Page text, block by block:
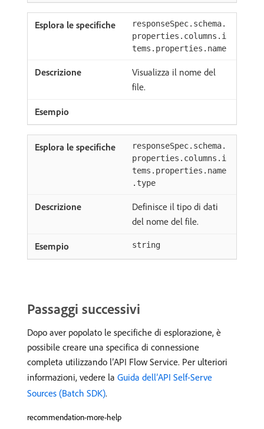
responseSpec.schema.
properties.columns.i
tems.properties.name
Visualizza il nome del
file.
responseSpec.schema.
properties.columns.i
tems.properties.name
.type
Definisce il tipo di dati
del nome del file.
string
Passaggi successivi
Dopo aver popolato le specifiche di esplorazione, è
possibile creare una specifica di connessione
completa utilizzando l’API Flow Service. Per ulteriori
informazioni, vedere la Guida dell’API Self-Serve
Sources (Batch SDK).
recommendation-more-help